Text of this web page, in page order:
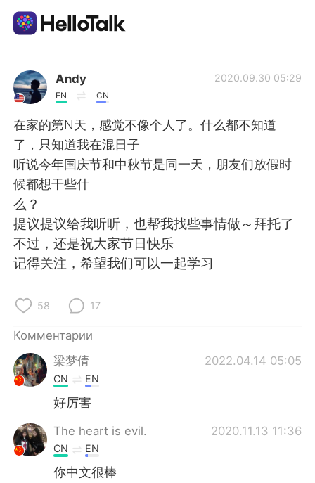
Приложение для Языкового Обмена
AI Grammar Checker
Русский
繁體中文 Español
한국어
Indonesia
Türkçe Tiếng Việt
Português
Andy
EN CN
2020.09.30 05:29
在家的第N天，感觉不像个人了。什么都不知道
了，只知道我在混日子
听说今年国庆节和中秋节是同一天，朋友们放假时
候都想干些什
么？
提议提议给我听听，也帮我找些事情做～拜托了
不过，还是祝大家节日快乐
记得关注，希望我们可以一起学习
58 17
Комментарии
梁梦倩
2022.04.14 05:05
CN EN
好厉害
The heart is evil. 2020.11.13 11:36
CN EN
你中文很棒